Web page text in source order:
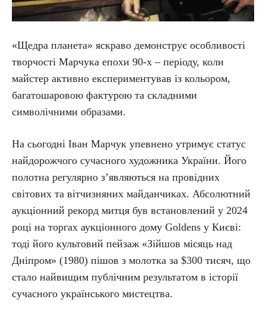
«Щедра планета» яскраво демонструє особливості
творчості Марчука епохи 90-х – періоду, коли
майстер активно експериментував із кольором,
багатошаровою фактурою та складними
символічними образами.
На сьогодні Іван Марчук упевнено утримує статус
найдорожчого сучасного художника України. Його
полотна регулярно з’являються на провідних
світових та вітчизняних майданчиках. Абсолютний
аукціонний рекорд митця був встановлений у 2024
році на торгах аукціонного дому Goldens у Києві:
тоді його культовий пейзаж «Зійшов місяць над
Дніпром» (1980) пішов з молотка за $300 тисяч, що
стало найвищим публічним результатом в історії
сучасного українського мистецтва.